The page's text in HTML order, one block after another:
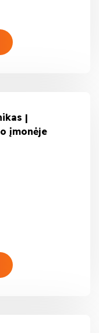
|
įmonėje